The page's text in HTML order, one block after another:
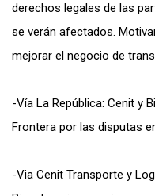
derechos legales de las
se verán afectados.
mejorar el negocio de
-Vía La República: Cenit y
Frontera por las disputas
-Via Cenit Transporte y